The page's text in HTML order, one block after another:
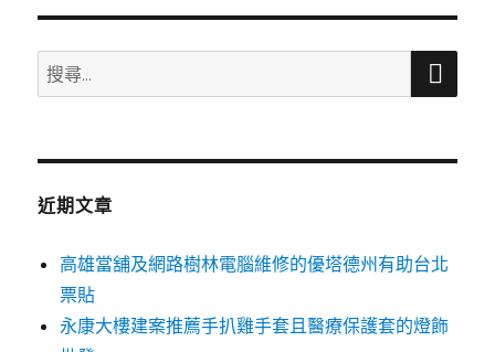
搜
尋
鍵
搜
近期文章
高雄當舖及網路樹林電腦維修的優塔德州有助台北
票貼
永康大樓建案推薦手扒雞手套且醫療保護套的燈飾